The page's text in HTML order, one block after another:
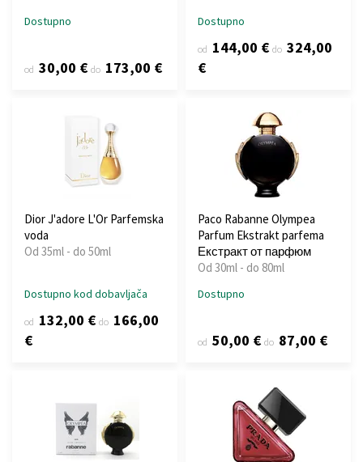
Dostupno
od 30,00 € do 173,00 €
Dostupno
od 144,00 € do 324,00
€
Dior J'adore L'Or Parfemska
voda
Od 35ml - do 50ml
Dostupno kod dobavljača
od 132,00 € do 166,00
€
Paco Rabanne Olympea
Parfum Ekstrakt parfema
Екстракт от парфюм
Od 30ml - do 80ml
Dostupno
od 50,00 € do 87,00 €